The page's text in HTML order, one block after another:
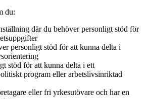
du:
där du behöver personligt stöd för
personligt stöd för att kunna delta i
stöd för att kunna delta i ett
program eller arbetslivsinriktad
eller fri yrkesutövare och har en